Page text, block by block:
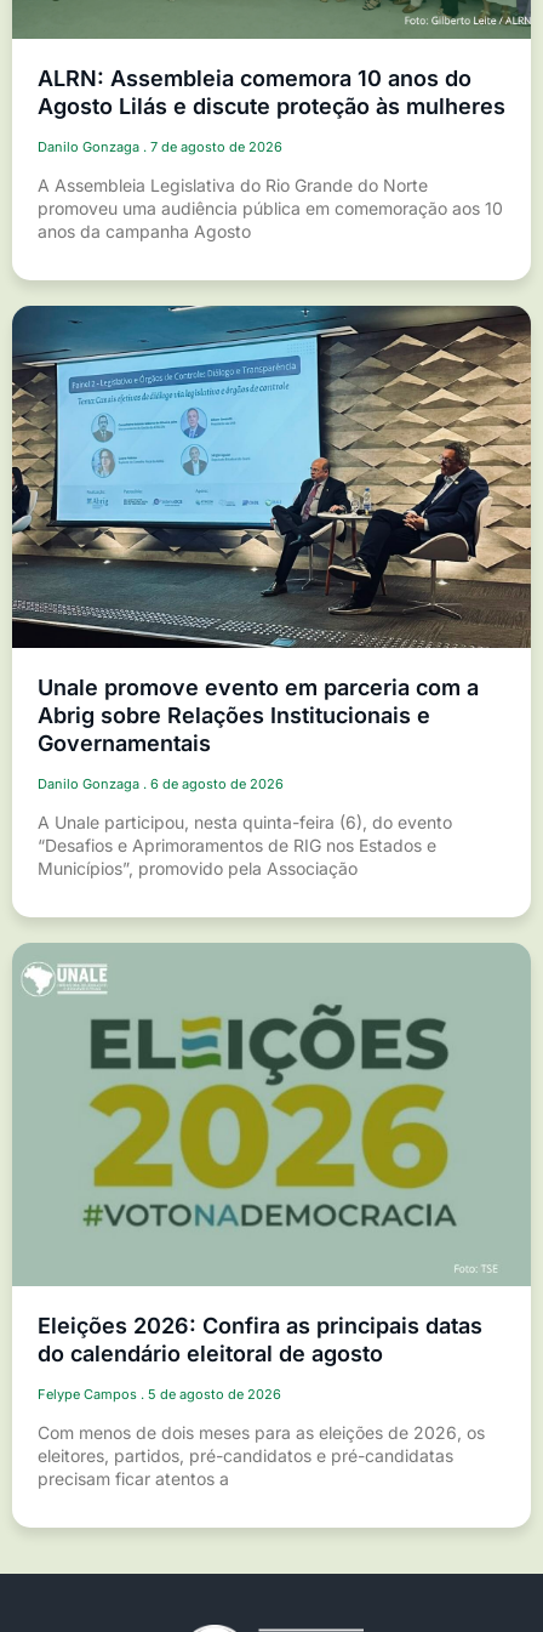
ALRN: Assembleia comemora 10 anos do
Agosto Lilás e discute proteção às mulheres
Danilo Gonzaga 7 de agosto de 2026
A Assembleia Legislativa do Rio Grande do Norte
promoveu uma audiência pública em comemoração aos 10
anos da campanha Agosto
Unale promove evento em parceria com a
Abrig sobre Relações Institucionais e
Governamentais
Danilo Gonzaga 6 de agosto de 2026
A Unale participou, nesta quinta-feira (6), do evento
“Desafios e Aprimoramentos de RIG nos Estados e
Municípios”, promovido pela Associação
Eleições 2026: Confira as principais datas
do calendário eleitoral de agosto
Felype Campos 5 de agosto de 2026
Com menos de dois meses para as eleições de 2026, os
eleitores, partidos, pré-candidatos e pré-candidatas
precisam ficar atentos a